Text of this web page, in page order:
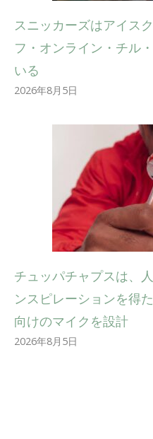
スニッカーズはアイス
フ・オンライン・チル
いる
2026年8月5日
チュッパチャプスは、
ンスピレーションを得
向けのマイクを設計
2026年8月5日